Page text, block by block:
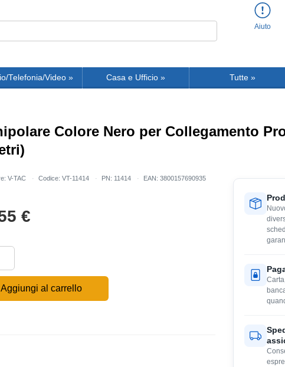
Aiuto
Telefonia/Video » Casa e Ufficio » Tutte »
Colore Nero per Collegamento
V-TAC Codice: VT-11414 PN: 11414 EAN: 3800157690935
€
Aggiungi al carrello